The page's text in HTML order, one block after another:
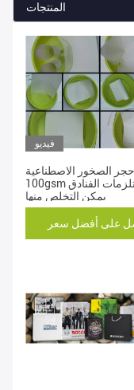
المنتجات
فيديو
الصخور الاصطناعية
100gsm لمستلزمات الفنادق
يمكن التخلص منها
على أفضل سعر